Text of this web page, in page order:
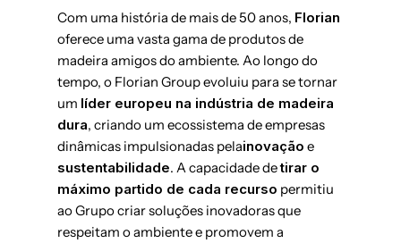
Com uma história de mais de 50 anos, Florian
oferece uma vasta gama de produtos de
madeira amigos do ambiente. Ao longo do
tempo, o Florian Group evoluiu para se tornar
um líder europeu na indústria de madeira
dura, criando um ecossistema de empresas
dinâmicas impulsionadas pelainovação e
sustentabilidade. A capacidade detirar o
máximo partido de cada recurso permitiu
ao Grupo criar soluções inovadoras que
respeitam o ambiente e promovem a